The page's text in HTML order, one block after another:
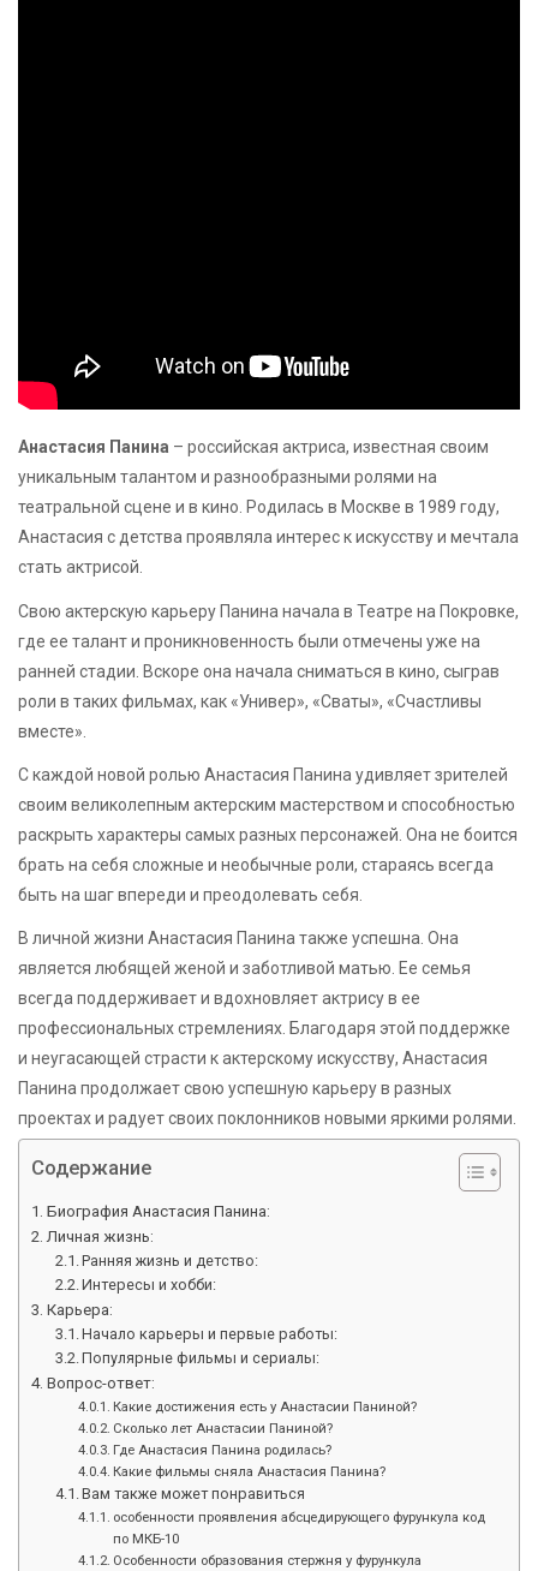
Анастасия Панина – российская актриса, известная своим
уникальным талантом и разнообразными ролями на
театральной сцене и в кино. Родилась в Москве в 1989 году,
Анастасия с детства проявляла интерес к искусству и мечтала
стать актрисой.
Свою актерскую карьеру Панина начала в Театре на Покровке,
где ее талант и проникновенность были отмечены уже на
ранней стадии. Вскоре она начала сниматься в кино, сыграв
роли в таких фильмах, как «Универ», «Сваты», «Счастливы
вместе».
С каждой новой ролью Анастасия Панина удивляет зрителей
своим великолепным актерским мастерством и способностью
раскрыть характеры самых разных персонажей. Она не боится
брать на себя сложные и необычные роли, стараясь всегда
быть на шаг впереди и преодолевать себя.
В личной жизни Анастасия Панина также успешна. Она
является любящей женой и заботливой матью. Ее семья
всегда поддерживает и вдохновляет актрису в ее
профессиональных стремлениях. Благодаря этой поддержке
и неугасающей страсти к актерскому искусству, Анастасия
Панина продолжает свою успешную карьеру в разных
проектах и радует своих поклонников новыми яркими ролями.
Содержание
Биография Анастасия Панина:
Личная жизнь:
Ранняя жизнь и детство:
Интересы и хобби:
Карьера:
Начало карьеры и первые работы:
Популярные фильмы и сериалы:
Вопрос-ответ:
Какие достижения есть у Анастасии Паниной?
Сколько лет Анастасии Паниной?
Где Анастасия Панина родилась?
Какие фильмы сняла Анастасия Панина?
Вам также может понравиться
особенности проявления абсцедирующего фурункула код
по МКБ-10
Особенности образования стержня у фурункула